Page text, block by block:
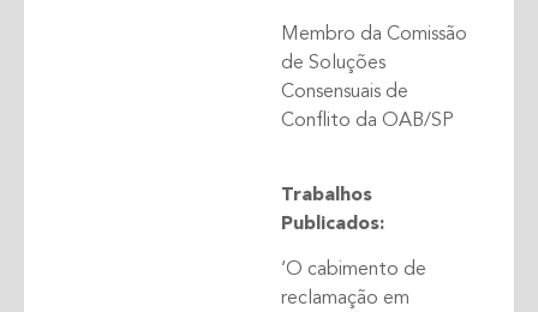
Membro da Comissão
de Soluções
Consensuais de
Conflito da OAB/SP
Trabalhos
Publicados:
‘O cabimento de
reclamação em